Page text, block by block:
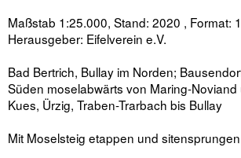
Maßstab 1:25.000, Stand: 2020 , Format:
Herausgeber: Eifelverein e.V.
Bad Bertrich, Bullay im Norden;
Süden moselabwärts von Maring-
Kues, Ürzig, Traben-Trarbach bis Bullay
Mit Moselsteig etappen und sitensprungen